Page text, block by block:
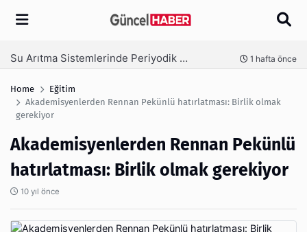
Arama
1 hafta önce Ambalaj Süreçlerinde Yeni Nesil Verimliliği Olimpack ile Yakalayın
Home
Eğitim
Akademisyenlerden Rennan Pekünlü hatırlatması: Birlik olmak
gerekiyor
Akademisyenlerden Rennan Pekünlü
hatırlatması: Birlik olmak gerekiyor
10 yıl önce